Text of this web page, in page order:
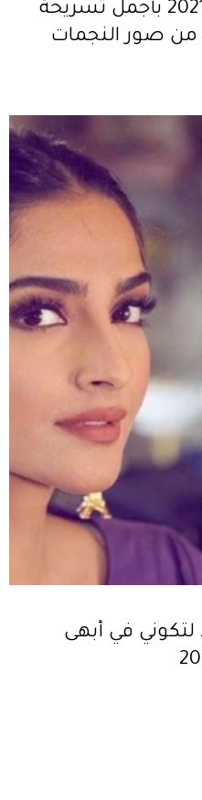
استقبلي عيد الاضحى 2021 بأجمل تسريحة
صور النجمات
لتكوني في أبهى